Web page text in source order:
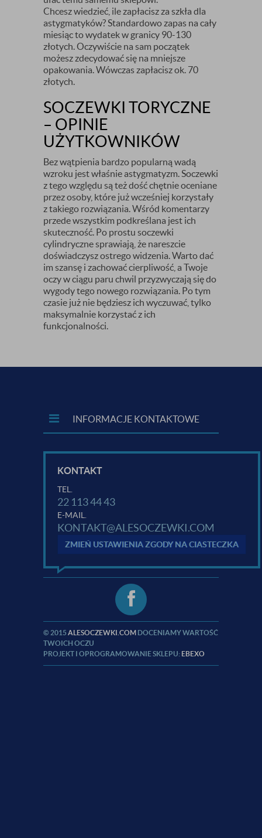
Chcesz wiedzieć, ile zapłacisz za szkła dla
astygmatyków? Standardowo zapas na cały
miesiąc to wydatek w granicy 90-130
złotych. Oczywiście na sam początek
możesz zdecydować się na mniejsze
opakowania. Wówczas zapłacisz ok. 70
złotych.
SOCZEWKI TORYCZNE
– OPINIE
UŻYTKOWNIKÓW
Bez wątpienia bardzo popularną wadą
wzroku jest właśnie astygmatyzm. Soczewki
z tego względu są też dość chętnie oceniane
przez osoby, które już wcześniej korzystały
z takiego rozwiązania. Wśród komentarzy
przede wszystkim podkreślana jest ich
skuteczność. Po prostu soczewki
cylindryczne sprawiają, że nareszcie
doświadczysz ostrego widzenia. Warto dać
im szansę i zachować cierpliwość, a Twoje
oczy w ciągu paru chwil przyzwyczają się do
wygody tego nowego rozwiązania. Po tym
czasie już nie będziesz ich wyczuwać, tylko
maksymalnie korzystać z ich
funkcjonalności.
INFORMACJE KONTAKTOWE
KONTAKT
TEL.
22 113 44 43
E-MAIL.
KONTAKT@ALESOCZEWKI.COM
ZMIEŃ USTAWIENIA ZGODY NA CIASTECZKA
© 2015 ALESOCZEWKI.COM DOCENIAMY WARTOŚĆ
TWOICH OCZU
PROJEKT I OPROGRAMOWANIE SKLEPU: EBEXO